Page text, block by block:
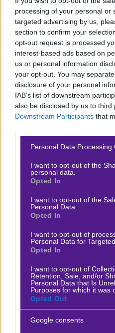
processing of your personal or
targeted advertising by us,
section to confirm your
opt-out request is processed
interest-based ads based on
us or personal information
your opt-out. You may
disclosure of your personal
IAB’s list of downstream
also be disclosed by us to third
Downstream Participants that
Please note that this website/
not limited to your visit or
grant or deny consent to
use your data for below
consent section.
Personal Data Processing
I want to opt-out of the
personal data.
Opted In
I want to opt-out of the
Personal Data.
Opted In
I want to opt-out of
Personal Data for
Opted In
I want to opt-out of
Retention, Sale, and/or
Personal Data that Is
Purposes for which it was
Opted Out
Google consents
2 από τα 3 πιο πρόσφατα
Ευρωλίγκα, με τελευταίο
93-82 στο Κάουνας.
Δύσκολα θα
Όπως αναφέραμε οι δύο
είναι πάρα πολύ κομβικές.
είναι οι δύο βασικοί
του Ολυμπιακού την
(στο “4”) αλλά και οι
όμως δύσκολα θα
και το λογικό. Η Ζάλγκιρις
ανέκαθεν ισχυρή. Από τις 9/
όλες τις διοργανώσεις.
Κάουνας, επικράτησε 104-
φόρμας της, της
την ήττα στο Κύπελλο,
απουσιών.
Δείτε με ένα κλικ τις